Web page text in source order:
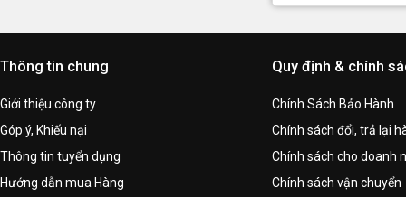
Thông tin chung
Giới thiệu công ty
Góp ý, Khiếu nại
Thông tin tuyển dụng
Hướng dẫn mua Hàng
Quy định & chính
Chính Sách Bảo Hành
Chính sách đổi, trả lại
Chính sách cho doanh
Chính sách vận chuyển